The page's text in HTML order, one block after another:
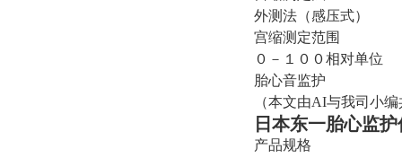
外测法（感压式）
宫缩测定范围
０－１００相对单位
胎心音监护
（本文由AI与我司小
日本东一胎心监护
产品规格